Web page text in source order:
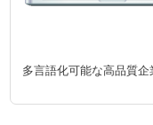
多言語化可能な高品質